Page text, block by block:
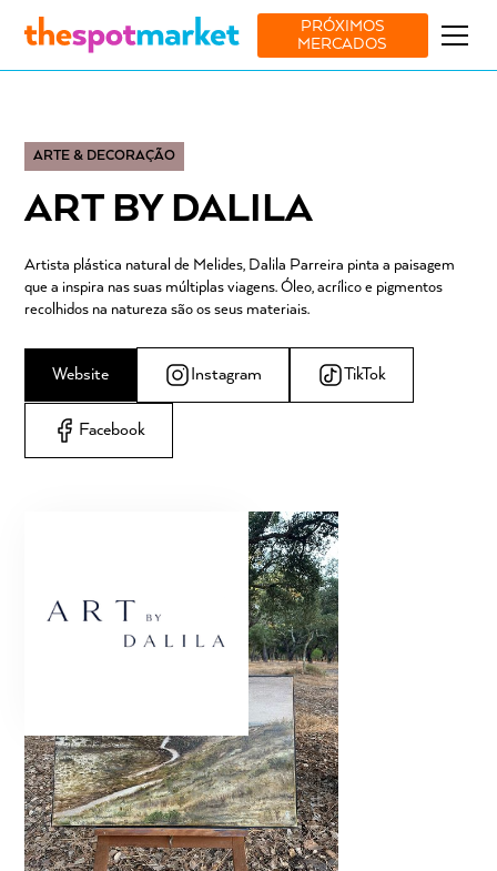
PRÓXIMOS
MERCADOS
ARTE & DECORAÇÃO
ART BY DALILA
Artista plástica natural de Melides, Dalila Parreira pinta a paisagem
que a inspira nas suas múltiplas viagens. Óleo, acrílico e pigmentos
recolhidos na natureza são os seus materiais.
Website Instagram TikTok
Facebook